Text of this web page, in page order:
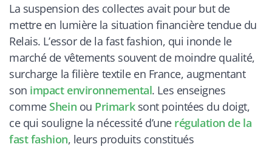
La suspension des collectes avait pour but de
mettre en lumière la situation financière tendue du
Relais. L’essor de la fast fashion, qui inonde le
marché de vêtements souvent de moindre qualité,
surcharge la filière textile en France, augmentant
son impact environnemental. Les enseignes
comme Shein ou Primarksont pointées du doigt,
ce qui souligne la nécessité d’une régulation de la
fast fashion, leurs produits constitués